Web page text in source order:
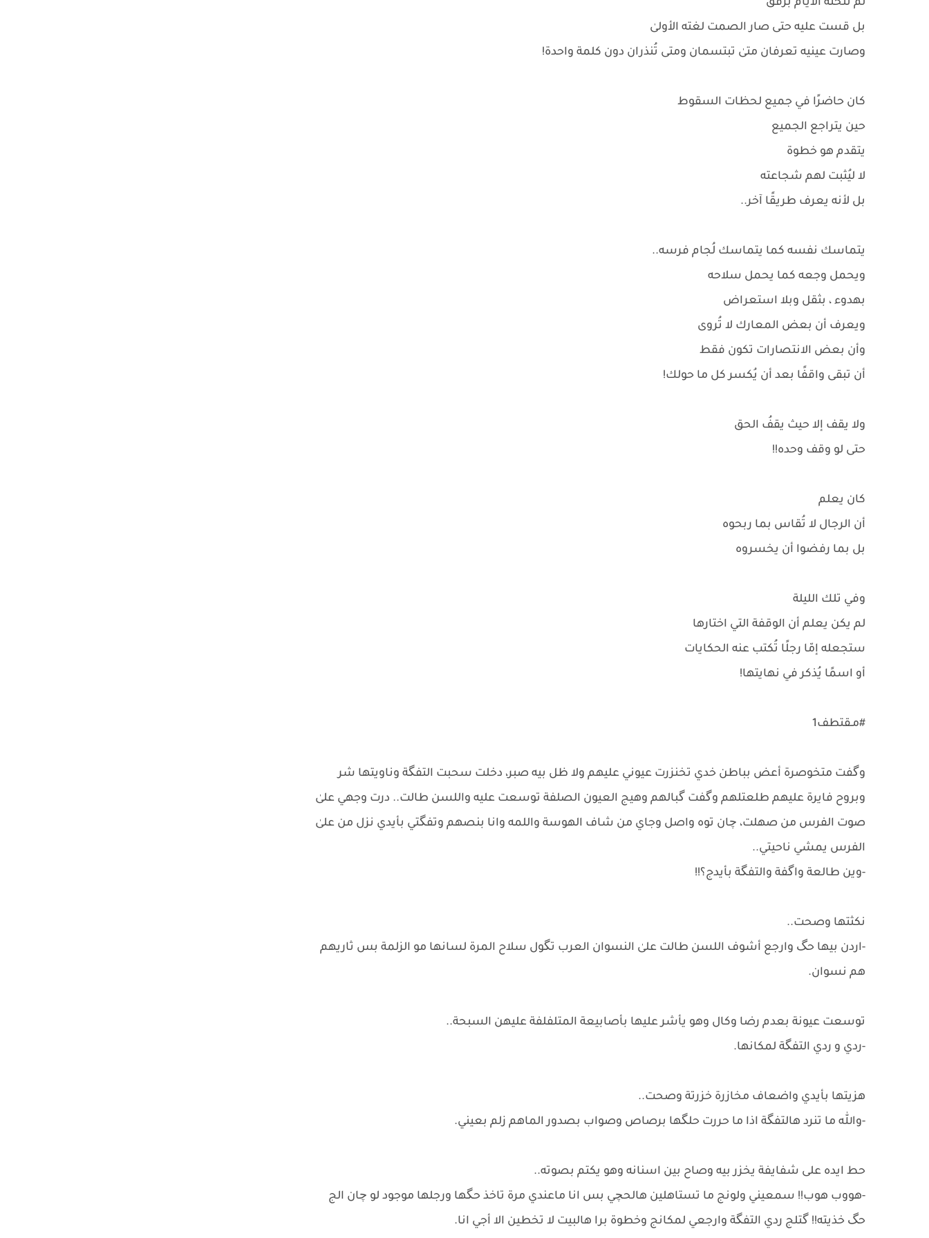
لم تنحته الأيام برفق
بل قست عليه حتى صار الصمت لغته الأولىٰ
وصارت عينيه تعرفان متىٰ تبتسمان ومتى تُنذران دون كلمة واحدة!
كان حاضرًا في جميع لحظات السقوط
حين يتراجع الجميع
يتقدم هو خطوة
لا ليُثبت لهم شجاعته
بل لأنه يعرف طريقًا آخر..
يتماسك نفسه كما يتماسك لُجام فرسه..
ويحمل وجعه كما يحمل سلاحه
بهدوء ، بثقل وبلا استعراض
ويعرف أن بعض المعارك لا تُروى
وأن بعض الانتصارات تكون فقط
أن تبقى واقفًا بعد أن يُكسر كل ما حولك!
ولا يقف إلا حيث يقفُ الحق
حتى لو وقف وحده!!
كان يعلم
أن الرجال لا تُقاس بما ربحوه
بل بما رفضوا أن يخسروه
وفي تلك الليلة
لم يكن يعلم أن الوقفة التي اختارها
ستجعله إمّا رجلًا تُكتب عنه الحكايات
أو اسمًا يُذكر في نهايتها!
#مـقتطف1
وگفت متخوصرة أعض بباطن خدي تخنزرت عيوني عليهم ولا ظل بيه صبر، دخلت سحبت التفگة وناويتها شر
وبروح فايرة عليهم طلعتلهم وگفت گبالهم وهيج العيون الصلفة توسعت عليه واللسن طالت.. درت وجهي علىٰ
صوت الفرس من صهلت، چان توه واصل وجاي من شاف الهوسة واللمه وانا بنصهم وتفگتي بأيدي نزل من علىٰ
الفرس يمشي ناحيتي..
-وين طالعة واگفة والتفگة بأيدج؟!!
نكثتها وصحت..
-اردن بيها حگ وارجع أشوف اللسن طالت علىٰ النسوان العرب تگول سلاح المرة لسانها مو الزلمة بس ثاريهم
هم نسوان.
توسعت عيونة بعدم رضا وكال وهو يأشر عليها بأصابيعة المتلفلفة عليهن السبحة..
-ردي و ردي التفگة لمكانها.
هزيتها بأيدي واضعاف مخازرة خزرتة وصحت..
-والله ما تنرد هالتفگة اذا ما حررت حلگها برصاص وصواب بصدور الماهم زلم بعيني.
حط ايده على شفايفة يخزر بيه وصاح بين اسنانه وهو يكتم بصوته..
-هووب هوب!! سمعيني ولونج ما تستاهلين هالحچي بس انا ماعندي مرة تاخذ حگها ورجلها موجود لو چان الج
حگ خذيته!! گتلج ردي التفگة وارجعي لمكانج وخطوة برا هالبيت لا تخطين الا أجي انا.